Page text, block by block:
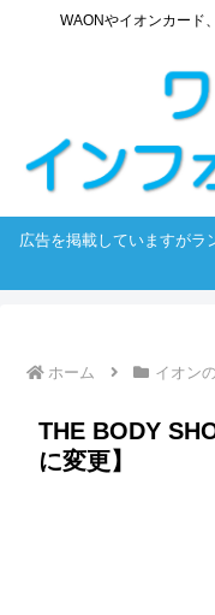
WAONやイオンカード
広告を掲載していますがラ
ホーム イオン
THE BODY
に変更】